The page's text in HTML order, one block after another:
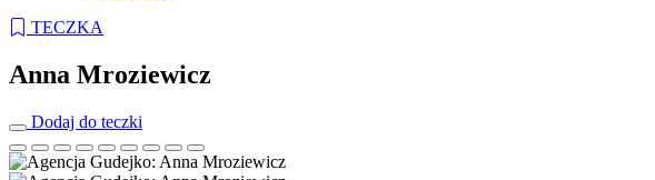
TECZKA
Anna Mroziewicz
Dodaj do teczki